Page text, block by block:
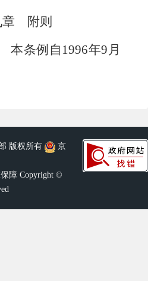
章 附则
本条例自1996年9月
版权所有
京
障 Copyright ©